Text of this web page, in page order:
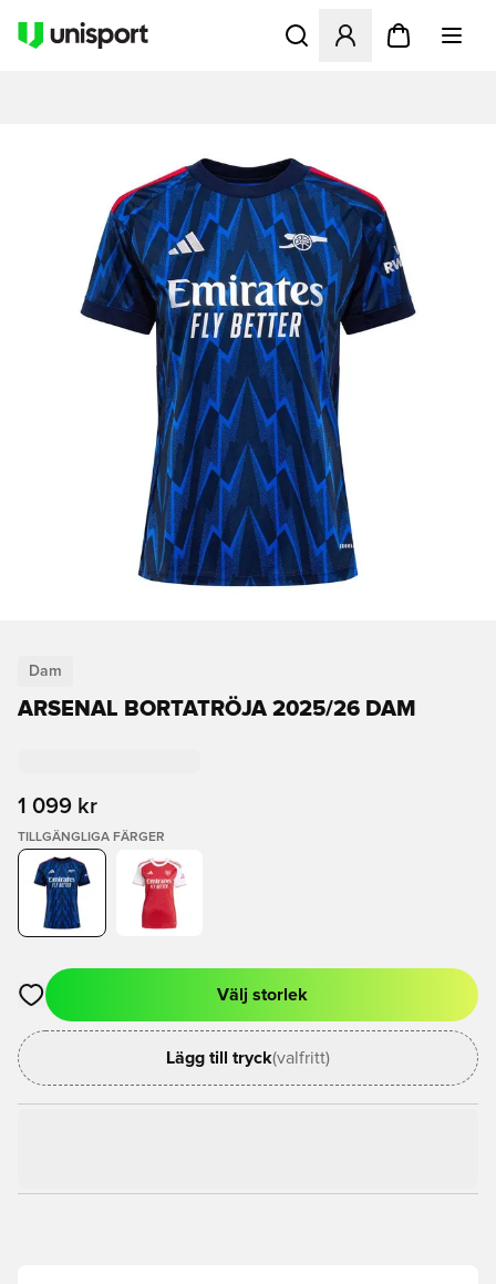
Öppnar en Modal för att
Dam
ARSENAL BORTATRÖJA 2025/26 DAM
1 099 kr
TILLGÄNGLIGA FÄRGER
Öppnar en Modal för att logga in eller registrera dig som
Välj storlek
Lägg till tryck(valfritt)